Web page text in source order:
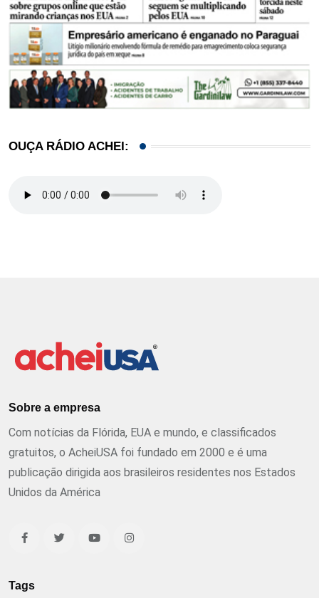
OUÇA RÁDIO ACHEI:
Sobre a empresa
Com notícias da Flórida, EUA e mundo, e classificados
gratuitos, o AcheiUSA foi fundado em 2000 e é uma
publicação dirigida aos brasileiros residentes nos Estados
Unidos da América
Tags